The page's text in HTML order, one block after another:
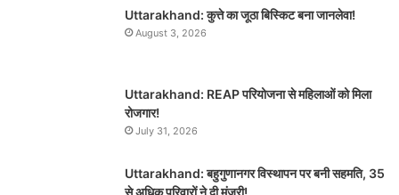
Uttarakhand: कुत्ते का जूठा बिस्किट बना जानलेवा!
August 3, 2026
Uttarakhand: REAP परियोजना से महिलाओं को मिला
रोजगार!
July 31, 2026
Uttarakhand: बहुगुणानगर विस्थापन पर बनी सहमति, 35
से अधिक परिवारों ने दी मंजूरी!